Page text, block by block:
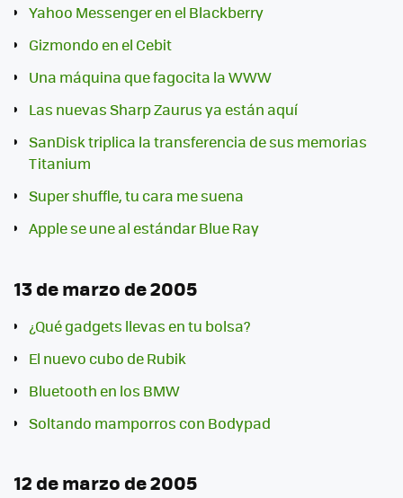
Yahoo Messenger en el Blackberry
Gizmondo en el Cebit
Una máquina que fagocita la WWW
Las nuevas Sharp Zaurus ya están aquí
SanDisk triplica la transferencia de sus memorias
Titanium
Super shuffle, tu cara me suena
Apple se une al estándar Blue Ray
13 de marzo de 2005
¿Qué gadgets llevas en tu bolsa?
El nuevo cubo de Rubik
Bluetooth en los BMW
Soltando mamporros con Bodypad
12 de marzo de 2005